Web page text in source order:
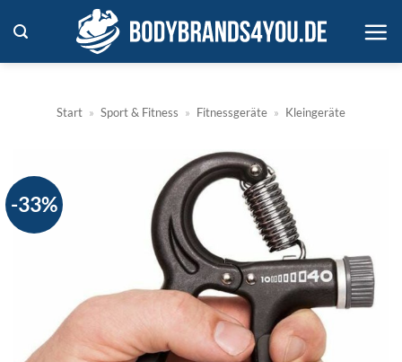
Inhalt
springen
Start » Sport & Fitness » Fitnessgeräte » Kleingeräte
-33%